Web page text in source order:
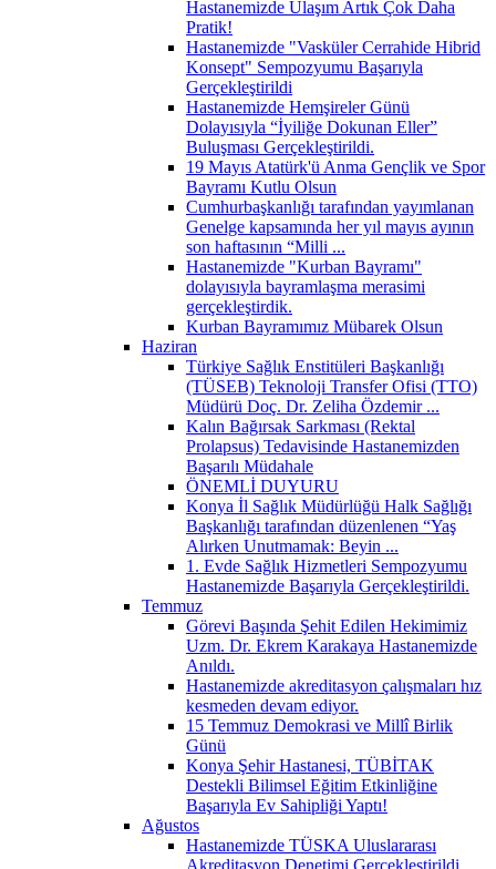
Hastanemizde Ulaşım Artık Çok Daha
Pratik!
Hastanemizde "Vasküler Cerrahide Hibrid
Konsept" Sempozyumu Başarıyla
Gerçekleştirildi
Hastanemizde Hemşireler Günü
Dolayısıyla “İyiliğe Dokunan Eller”
Buluşması Gerçekleştirildi.
19 Mayıs Atatürk'ü Anma Gençlik ve Spor
Bayramı Kutlu Olsun
Cumhurbaşkanlığı tarafından yayımlanan
Genelge kapsamında her yıl mayıs ayının
son haftasının “Milli ...
Hastanemizde "Kurban Bayramı"
dolayısıyla bayramlaşma merasimi
gerçekleştirdik.
Kurban Bayramımız Mübarek Olsun
Haziran
Türkiye Sağlık Enstitüleri Başkanlığı
(TÜSEB) Teknoloji Transfer Ofisi (TTO)
Müdürü Doç. Dr. Zeliha Özdemir ...
Kalın Bağırsak Sarkması (Rektal
Prolapsus) Tedavisinde Hastanemizden
Başarılı Müdahale
ÖNEMLİ DUYURU
Konya İl Sağlık Müdürlüğü Halk Sağlığı
Başkanlığı tarafından düzenlenen “Yaş
Alırken Unutmamak: Beyin ...
1.⁠ ⁠Evde Sağlık Hizmetleri Sempozyumu
Hastanemizde Başarıyla Gerçekleştirildi.
Temmuz
Görevi Başında Şehit Edilen Hekimimiz
Uzm. Dr. Ekrem Karakaya Hastanemizde
Anıldı.
Hastanemizde akreditasyon çalışmaları hız
kesmeden devam ediyor.
15 Temmuz Demokrasi ve Millî Birlik
Günü
Konya Şehir Hastanesi, TÜBİTAK
Destekli Bilimsel Eğitim Etkinliğine
Başarıyla Ev Sahipliği Yaptı!
Ağustos
Hastanemizde TÜSKA Uluslararası